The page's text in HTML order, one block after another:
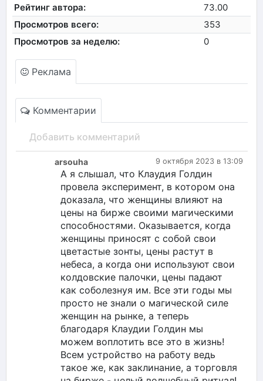
Рейтинг автора:
73.00
Просмотров всего:
353
Просмотров за неделю:
0
Реклама
Комментарии
Добавить комментарий
9 октября 2023 в 13:09
arsouha
А я слышал, что Клаудия Голдин
провела эксперимент, в котором она
доказала, что женщины влияют на
цены на бирже своими магическими
способностями. Оказывается, когда
женщины приносят с собой свои
цветастые зонты, цены растут в
небеса, а когда они используют свои
колдовские палочки, цены падают
как соболезнуя им. Все эти годы мы
просто не знали о магической силе
женщин на рынке, а теперь
благодаря Клаудии Голдин мы
можем воплотить все это в жизнь!
Всем устройство на работу ведь
такое же, как заклинание, а торговля